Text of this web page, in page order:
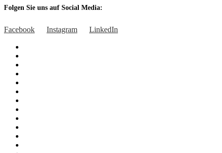
Folgen Sie uns auf Social Media:
Facebook Instagram LinkedIn